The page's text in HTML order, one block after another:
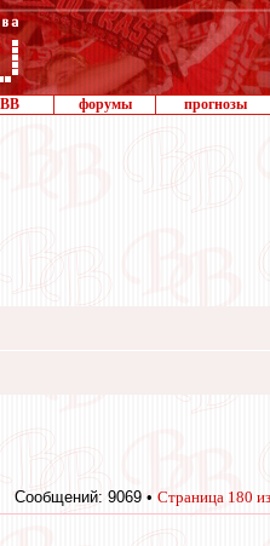
ВВ форумы прогнозы
Сообщений: 9069 • Страница 180 из